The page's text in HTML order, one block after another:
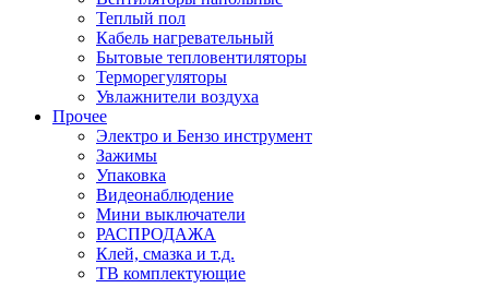
Теплый пол
Кабель нагревательный
Бытовые тепловентиляторы
Терморегуляторы
Увлажнители воздуха
Прочее
Электро и Бензо инструмент
Зажимы
Упаковка
Видеонаблюдение
Мини выключатели
РАСПРОДАЖА
Клей, смазка и т.д.
ТВ комплектующие